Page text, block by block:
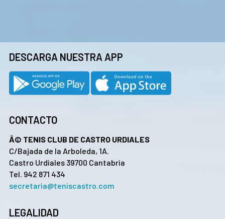
DESCARGA NUESTRA APP
CONTACTO
Â© TENIS CLUB DE CASTRO URDIALES
C/Bajada de la Arboleda, 1A.
Castro Urdiales 39700 Cantabria
Tel. 942 871 434
secretaria@teniscastro.com
LEGALIDAD